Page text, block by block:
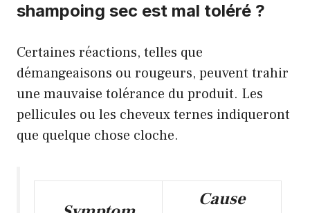
shampoing sec est mal toléré ?
Certaines réactions, telles que
démangeaisons ou rougeurs, peuvent trahir
une mauvaise tolérance du produit. Les
pellicules ou les cheveux ternes indiqueront
que quelque chose cloche.
Cause